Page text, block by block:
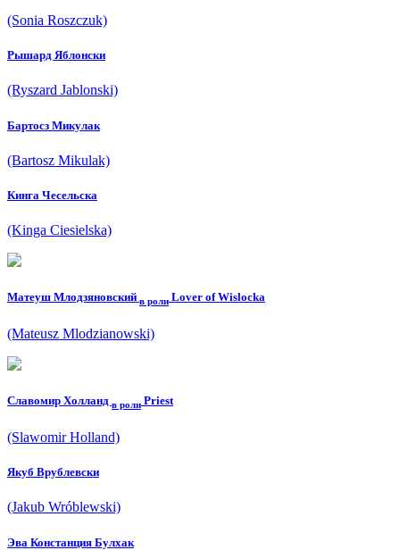
(Sonia Roszczuk)
Рышард Яблонски
(Ryszard Jablonski)
Бартосз Микулак
(Bartosz Mikulak)
Кинга Чесельска
(Kinga Ciesielska)
Матеуш Млодзяновский в роли Lover of Wislocka
(Mateusz Mlodzianowski)
Славомир Холланд в роли Priest
(Slawomir Holland)
Якуб Врублевски
(Jakub Wróblewski)
Эва Констанция Булхак